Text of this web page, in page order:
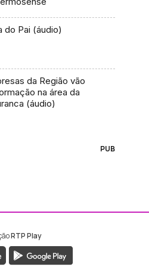
do Pai (áudio)
da Região vão
na área da
(áudio)
PUB
RTP Play